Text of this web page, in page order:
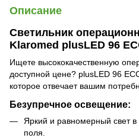
Описание
Светильник
Klaromed plusLED 96
Ищете высококачественную
доступной цене? plusLED 96
которое отвечает вашим
Безупречное освещение:
Яркий и равномерный свет
поля.